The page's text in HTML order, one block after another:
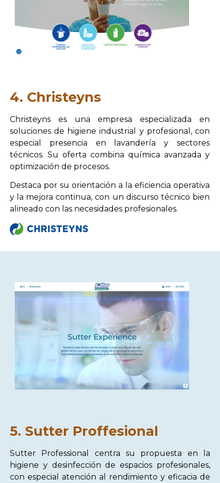
4. Christeyns
Christeyns es una empresa especializada en
soluciones de higiene industrial y profesional, con
especial presencia en lavandería y sectores
técnicos. Su oferta combina química avanzada y
optimización de procesos.
Destaca por su orientación a la eficiencia operativa
y la mejora continua, con un discurso técnico bien
alineado con las necesidades profesionales.
5. Sutter Proffesional
Sutter Professional centra su propuesta en la
higiene y desinfección de espacios profesionales,
con especial atención al rendimiento y eficacia de